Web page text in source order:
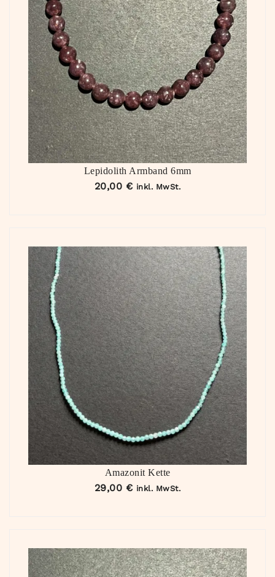
Lepidolith Armband 6mm
20,00 € inkl. MwSt.
Amazonit Kette
29,00 € inkl. MwSt.